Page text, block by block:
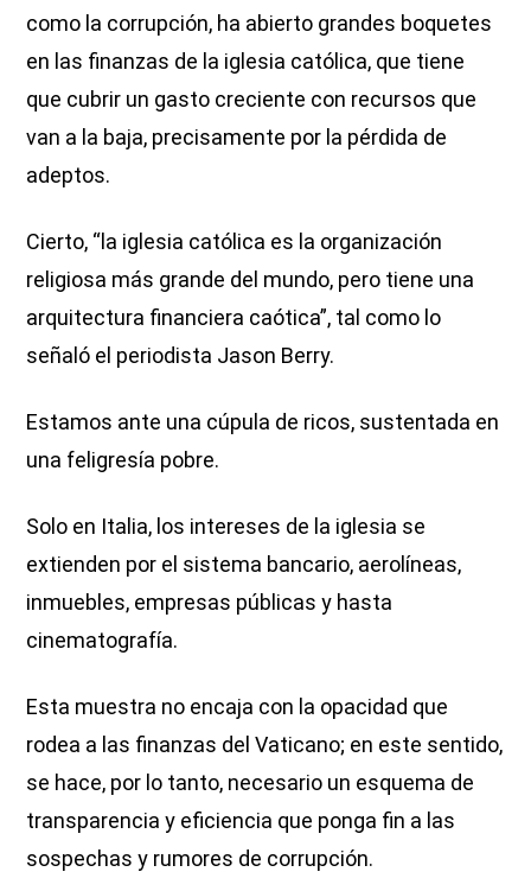
como la corrupción, ha abierto grandes boquetes
en las finanzas de la iglesia católica, que tiene
que cubrir un gasto creciente con recursos que
van a la baja, precisamente por la pérdida de
adeptos.
Cierto, “la iglesia católica es la organización
religiosa más grande del mundo, pero tiene una
arquitectura financiera caótica”, tal como lo
señaló el periodista Jason Berry.
Estamos ante una cúpula de ricos, sustentada en
una feligresía pobre.
Solo en Italia, los intereses de la iglesia se
extienden por el sistema bancario, aerolíneas,
inmuebles, empresas públicas y hasta
cinematografía.
Esta muestra no encaja con la opacidad que
rodea a las finanzas del Vaticano; en este sentido,
se hace, por lo tanto, necesario un esquema de
transparencia y eficiencia que ponga fin a las
sospechas y rumores de corrupción.